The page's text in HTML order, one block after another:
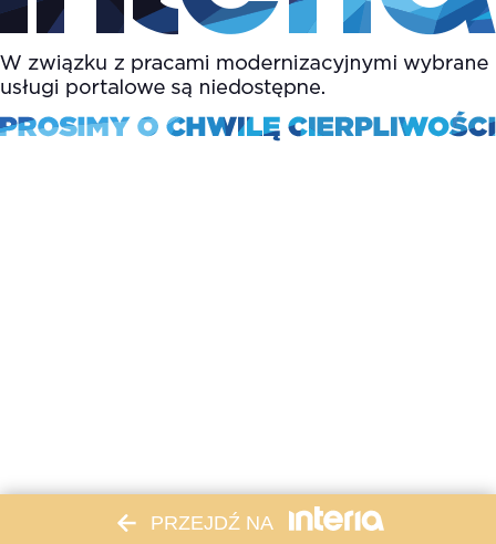
PRZEJDŹ NA